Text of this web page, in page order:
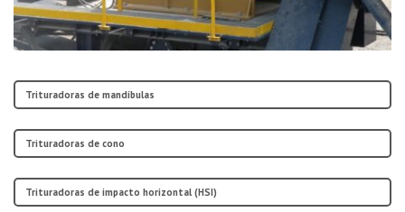
Trituradoras de mandíbulas
Trituradoras de cono
Trituradoras de impacto horizontal (HSI)